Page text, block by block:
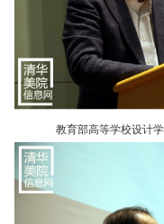
教育部高等学校设计